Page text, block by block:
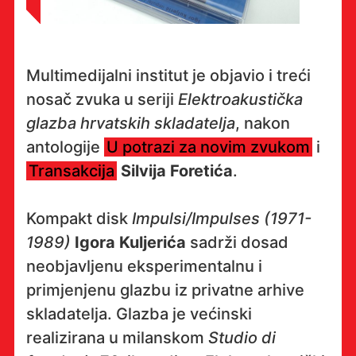
Multimedijalni institut je objavio i treći
nosač zvuka u seriji Elektroakustička
glazba hrvatskih skladatelja, nakon
antologije U potrazi za novim zvukom i
Transakcija Silvija Foretića.
Kompakt disk Impulsi/Impulses (1971-
1989) Igora Kuljerića sadrži dosad
neobjavljenu eksperimentalnu i
primjenjenu glazbu iz privatne arhive
skladatelja. Glazba je većinski
realizirana u milanskom Studio di